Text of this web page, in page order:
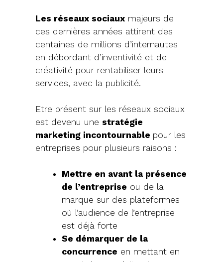
Les réseaux sociauxmajeurs de
ces dernières années attirent des
centaines de millions d’internautes
en débordant d’inventivité et de
créativité pour rentabiliser leurs
services, avec la publicité.
Etre présent sur les réseaux sociaux
est devenu une stratégie
marketing incontournable pour les
entreprises pour plusieurs raisons :
Mettre en avant la présence
de l’entreprise ou de la
marque sur des plateformes
où l’audience de l’entreprise
est déjà forte
Se démarquer de la
concurrence en mettant en